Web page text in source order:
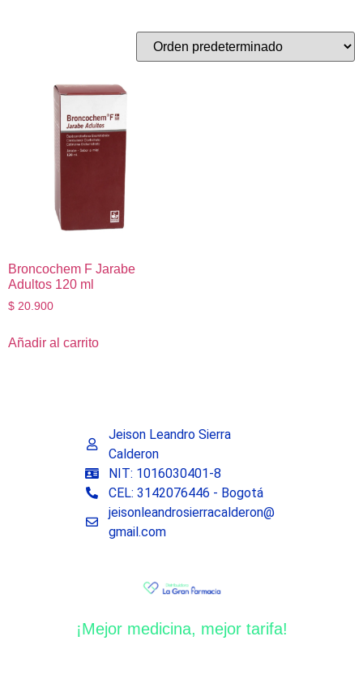
Broncochem F Jarabe
Adultos 120 ml
$ 20.900
Añadir al carrito
Jeison Leandro Sierra
Calderon
NIT: 1016030401-8
CEL: 3142076446 - Bogotá
jeisonleandrosierracalderon@
gmail.com
¡Mejor medicina, mejor tarifa!